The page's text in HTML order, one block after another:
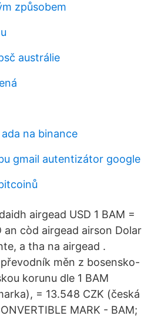
způsobem
austrálie
na binance
gmail autentizátor google
airgead USD 1 BAM =
an còd airgead airson Dolar
a tha na airgead .
měn z bosensko-
korunu dle 1 BAM
= 13.548 CZK (česká
MARK - BAM;